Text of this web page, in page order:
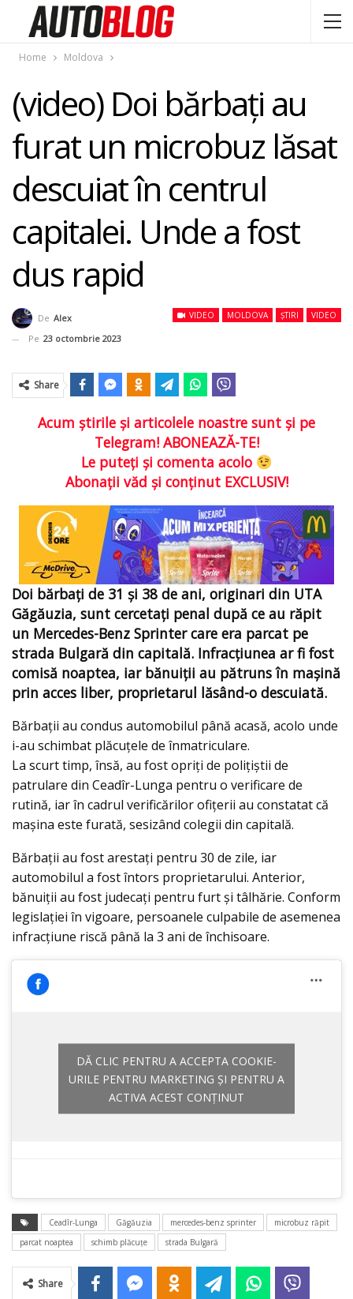
Home Moldova
(video) Doi bărbaţi au
furat un microbuz lăsat
descuiat în centrul
capitalei. Unde a fost
dus rapid
VIDEO MOLDOVA ȘTIRI VIDEO
De Alex
Pe 23 octombrie 2023
Share
Acum ştirile şi articolele noastre sunt şi pe
Telegram! ABONEAZĂ-TE!
Le puteţi şi comenta acolo
Abonaţii văd şi conţinut EXCLUSIV!
Doi bărbați de 31 și 38 de ani, originari din UTA
Găgăuzia, sunt cercetați penal după ce au răpit
un Mercedes-Benz Sprinter care era parcat pe
strada Bulgară din capitală. Infracțiunea ar fi fost
comisă noaptea, iar bănuiții au pătruns în mașină
prin acces liber, proprietarul lăsând-o descuiată.
Bărbații au condus automobilul până acasă, acolo unde
i-au schimbat plăcuțele de înmatriculare.
La scurt timp, însă, au fost opriţi de polițiștii de
patrulare din Ceadîr-Lunga pentru o verificare de
rutină, iar în cadrul verificărilor ofițerii au constatat că
mașina este furată, sesizând colegii din capitală.
Bărbații au fost arestați pentru 30 de zile, iar
automobilul a fost întors proprietarului. Anterior,
bănuiții au fost judecați pentru furt și tâlhărie. Conform
legislației în vigoare, persoanele culpabile de asemenea
infracțiune riscă până la 3 ani de închisoare.
DĂ CLIC PENTRU A ACCEPTA COOKIE-
URILE PENTRU MARKETING ȘI PENTRU A
ACTIVA ACEST CONȚINUT
Ceadîr-Lunga Găgăuzia mercedes-benz sprinter
microbuz răpit
parcat noaptea
schimb plăcuţe strada Bulgară
Share